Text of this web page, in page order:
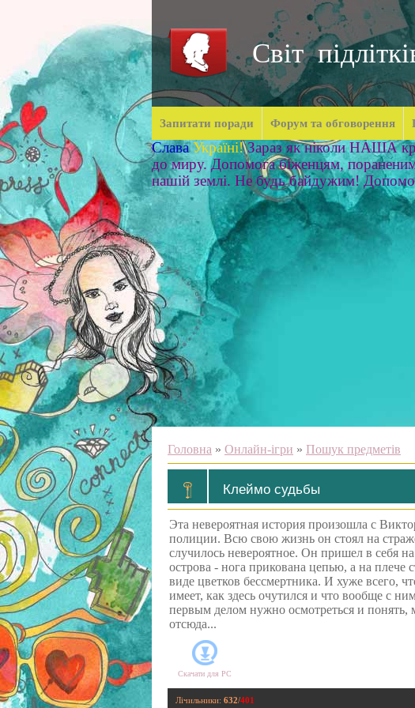
Світ
Запитати поради Форум та обговорення
Слава Україні! Зараз як ніколи НАША
до миру. Допомога біженцям,
нашій землі. Не будь байдужим!
Головна » Онлайн-ігри » Пошук предметів
Клеймо судьбы
Эта невероятная история произошла с
полиции. Всю свою жизнь он стоял на
случилось невероятное. Он пришел в себя
острова - нога прикована цепью, а на плече
виде цветков бессмертника. И хуже всего,
имеет, как здесь очутился и что вообще с
первым делом нужно осмотреться и понять,
отсюда...
Скачати для PC
Лічильники: 632/401